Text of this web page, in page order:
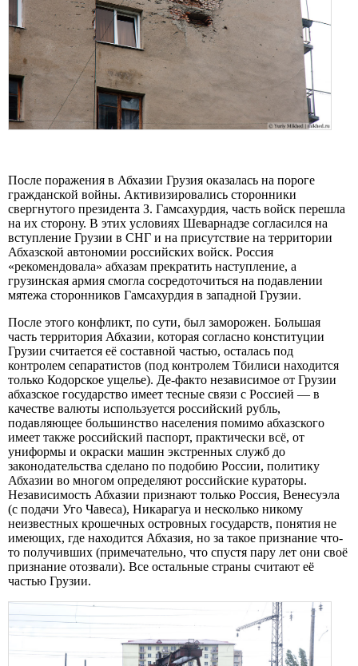
После поражения в Абхазии Грузия оказалась на пороге
гражданской войны. Активизировались сторонники
свергнутого президента З. Гамсахурдия, часть войск перешла
на их сторону. В этих условиях Шеварнадзе согласился на
вступление Грузии в СНГ и на присутствие на территории
Абхазской автономии российских войск. Россия
«рекомендовала» абхазам прекратить наступление, а
грузинская армия смогла сосредоточиться на подавлении
мятежа сторонников Гамсахурдия в западной Грузии.
После этого конфликт, по сути, был заморожен. Большая
часть территория Абхазии, которая согласно конституции
Грузии считается её составной частью, осталась под
контролем сепаратистов (под контролем Тбилиси находится
только Кодорское ущелье). Де-факто независимое от Грузии
абхазское государство имеет тесные связи с Россией — в
качестве валюты используется российский рубль,
подавляющее большинство населения помимо абхазского
имеет также российский паспорт, практически всё, от
униформы и окраски машин экстренных служб до
законодательства сделано по подобию России, политику
Абхазии во многом определяют российские кураторы.
Независимость Абхазии признают только Россия, Венесуэла
(с подачи Уго Чавеса), Никарагуа и несколько никому
неизвестных крошечных островных государств, понятия не
имеющих, где находится Абхазия, но за такое признание что-
то получивших (примечательно, что спустя пару лет они своё
признание отозвали). Все остальные страны считают её
частью Грузии.